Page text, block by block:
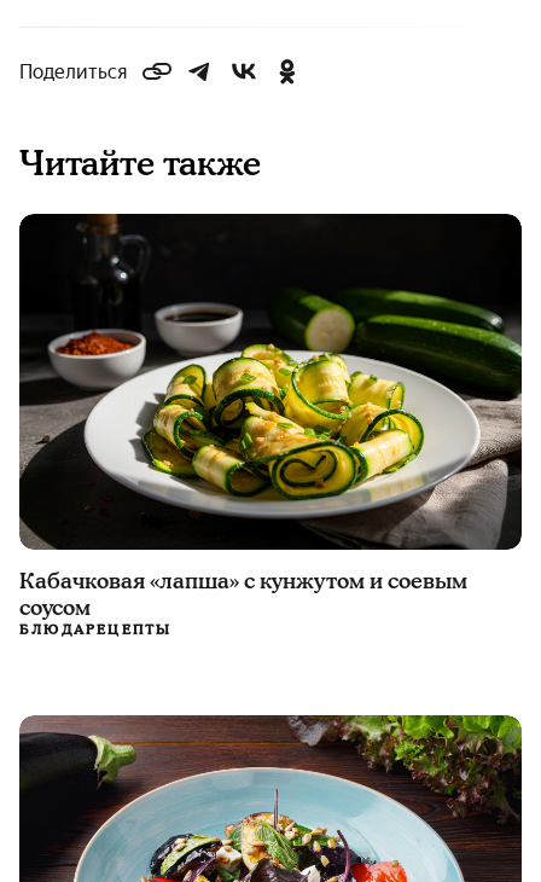
Поделиться
Читайте также
Кабачковая «лапша» с кунжутом и соевым
соусом
БЛЮДАРЕЦЕПТЫ